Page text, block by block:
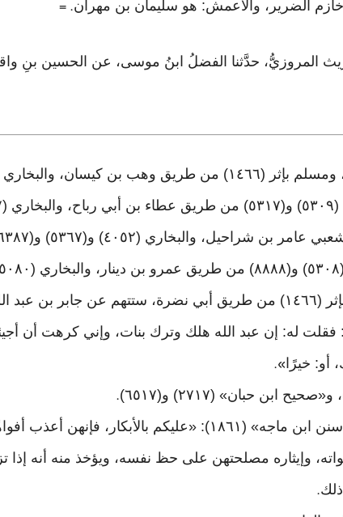
. =
المروزيُّ، حدَّثنا الفضلُ ابنُ موسى، عن الحسين بنِ
به
فقلت له: إن عبد الله هلك وترك بنات، وإني كرهت أن
خيرًا ».
.
وفي الحديث الحث على نكاح البكر، وفي «سنن ابن ماجه» (١٨٦١): «عليكم
وإيثاره مصلحتهن على حظ نفسه، ويؤخذ منه أنه
.